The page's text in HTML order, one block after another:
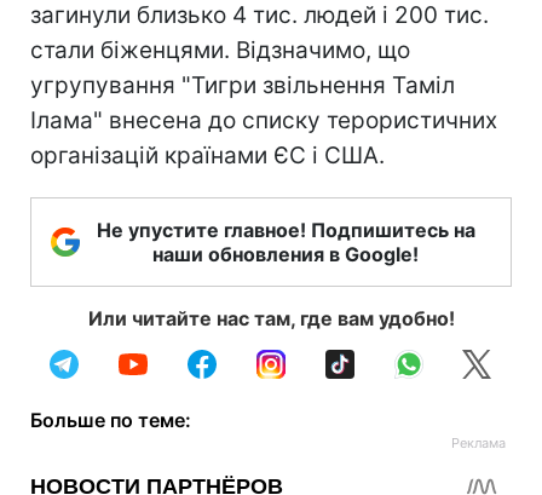
загинули близько 4 тис. людей і 200 тис.
стали біженцями. Відзначимо, що
угрупування "Тигри звільнення Таміл
Ілама" внесена до списку терористичних
організацій країнами ЄС і США.
Не упустите главное! Подпишитесь на
наши обновления в Google!
Или читайте нас там, где вам удобно!
Больше по теме: